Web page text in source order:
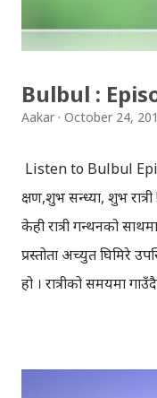
Bulbul :
Aakar October 24,
Listen to Bulbul
क्षण,शुभ सन्ध्या, शुभ
केही रात्री गन्थनको
प्रस्तोता अच्युत घिमिरे
हो । रात्रीको समयमा
यसको उपस्थिति रहन्छ ।